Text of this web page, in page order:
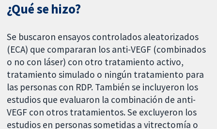
¿Qué se hizo?
Se buscaron ensayos controlados aleatorizados
(ECA) que compararan los anti-VEGF (combinados
o no con láser) con otro tratamiento activo,
tratamiento simulado o ningún tratamiento para
las personas con RDP. También se incluyeron los
estudios que evaluaron la combinación de anti-
VEGF con otros tratamientos. Se excluyeron los
estudios en personas sometidas a vitrectomía o